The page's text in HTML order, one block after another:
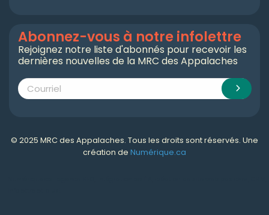
Abonnez-vous à notre infolettre
Rejoignez notre liste d'abonnés pour recevoir les
dernières nouvelles de la MRC des Appalaches
© 2025 MRC des Appalaches. Tous les droits sont réservés. Une
création de Numérique.ca